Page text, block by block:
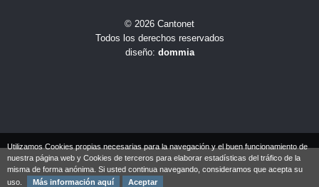
© 2026 Cantonet
Todos los derechos reservados
diseño: dommia
Utilizamos Cookies propias necesarias para la navegación y el buen funcionamiento de
nuestra página web y Cookies de terceros para elaborar estadísticas del tráfico de la
misma de forma anónima. Si usted continua navegando, consideramos que acepta su
uso.
Más información aquí Aceptar